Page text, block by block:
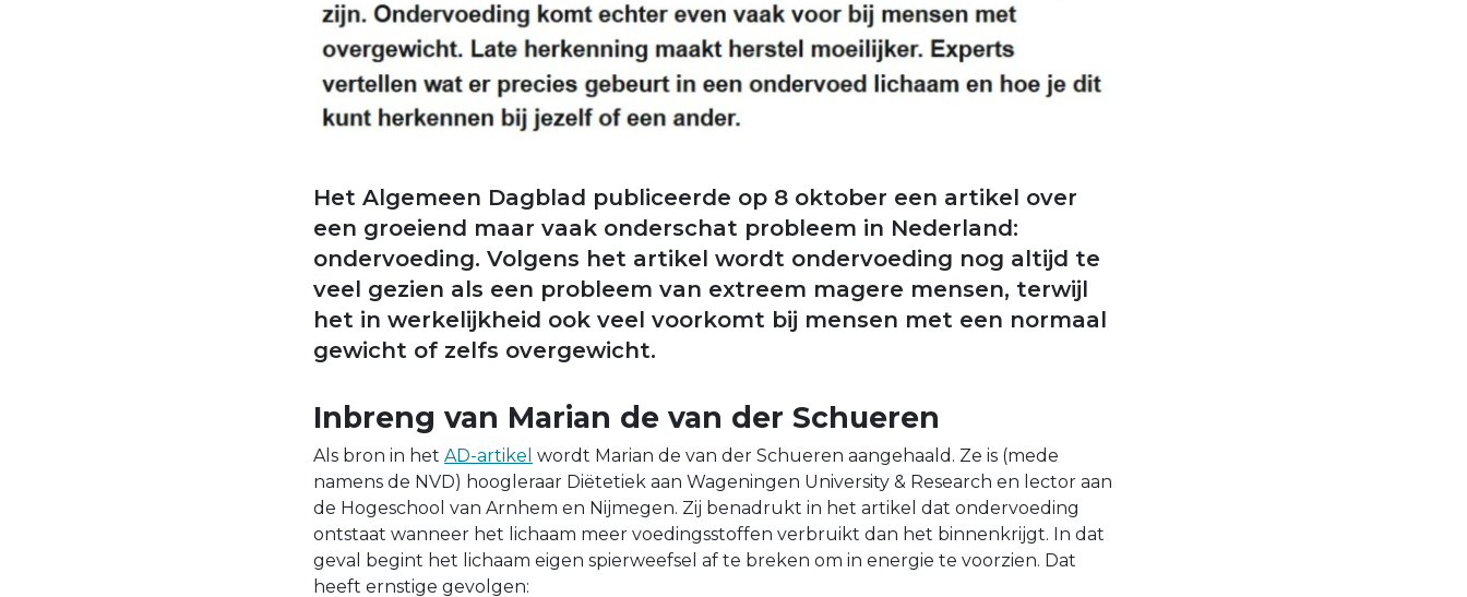
Het Algemeen Dagblad publiceerde op 8 oktober een artikel over
een groeiend maar vaak onderschat probleem in Nederland:
ondervoeding. Volgens het artikel wordt ondervoeding nog altijd te
veel gezien als een probleem van extreem magere mensen, terwijl
het in werkelijkheid ook veel voorkomt bij mensen met een normaal
gewicht of zelfs overgewicht.
Inbreng van Marian de van der Schueren
Als bron in het AD-artikel wordt Marian de van der Schueren aangehaald. Ze is (mede
namens de NVD) hoogleraar Diëtetiek aan Wageningen University & Research en lector aan
de Hogeschool van Arnhem en Nijmegen. Zij benadrukt in het artikel dat ondervoeding
ontstaat wanneer het lichaam meer voedingsstoffen verbruikt dan het binnenkrijgt. In dat
geval begint het lichaam eigen spierweefsel af te breken om in energie te voorzien. Dat
heeft ernstige gevolgen: